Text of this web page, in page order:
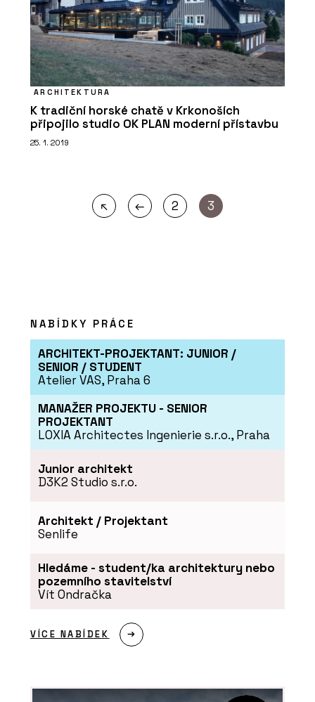
ARCHITEKTURA
K tradiční horské chatě v Krkonoších
připojilo studio OK PLAN moderní přístavbu
25. 1. 2019
↖ ← 2 3
NABÍDKY PRÁCE
ARCHITEKT-PROJEKTANT: JUNIOR /
SENIOR / STUDENT
Atelier VAS, Praha 6
MANAŽER PROJEKTU - SENIOR
PROJEKTANT
LOXIA Architectes Ingenierie s.r.o., Praha
Junior architekt
D3K2 Studio s.r.o.
Architekt / Projektant
Senlife
Hledáme - student/ka architektury nebo
pozemního stavitelství
Vít Ondračka
VÍCE NABÍDEK